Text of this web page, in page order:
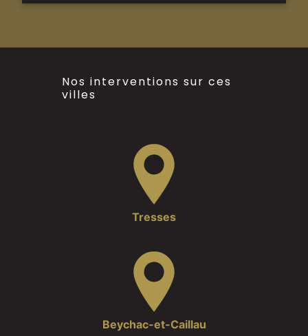
Nos interventions sur ces
villes
Tresses
Beychac-et-Caillau